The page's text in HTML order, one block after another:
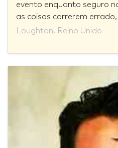
evento enquanto seguro
as coisas correrem errado,
Loughton, Reino Unido